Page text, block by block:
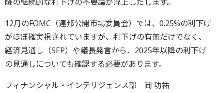
12月のFOMC（連邦公開市場委員会）では、0.25%の利下げ
がほぼ確実視されていますが、利下げの有無だけでなく、
経済見通し（SEP）や議長発言から、2025年以降の利下げ
の見通しについても確認する必要があります。
フィナンシャル・インテリジェンス部 岡 功祐